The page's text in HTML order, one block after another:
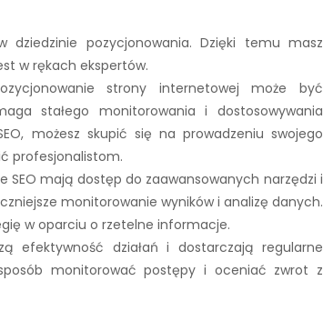
pozycjonowania. Dzięki temu masz
w rękach ekspertów.
strony internetowej może być
stałego monitorowania i dostosowywania
możesz skupić się na prowadzeniu swojego
profesjonalistom.
SEO mają dostęp do zaawansowanych narzędzi i
monitorowanie wyników i analizę danych.
w oparciu o rzetelne informacje.
efektywność działań i dostarczają regularne
monitorować postępy i oceniać zwrot z